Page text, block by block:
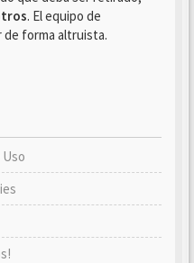
. El equipo de
de forma altruista.